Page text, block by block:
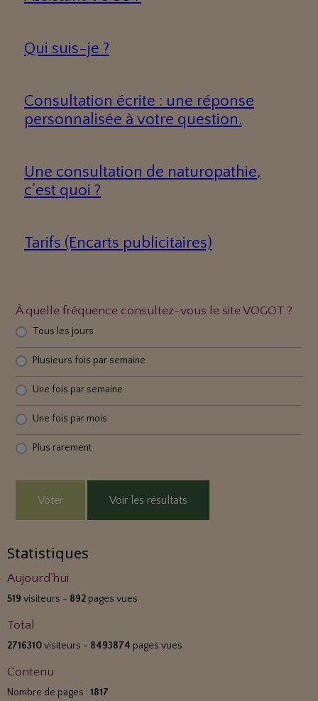
Qui suis-je ?
Consultation écrite : une réponse
personnalisée à votre question.
Une consultation de naturopathie,
c’est quoi ?
Tarifs (Encarts publicitaires)
À quelle fréquence consultez-vous le site VOGOT ?
Tous les jours
Plusieurs fois par semaine
Une fois par semaine
Une fois par mois
Plus rarement
Voter Voir les résultats
Statistiques
Aujourd'hui
519 visiteurs - 892 pages vues
Total
2716310visiteurs - 8493874 pages vues
Contenu
Nombre de pages : 1817